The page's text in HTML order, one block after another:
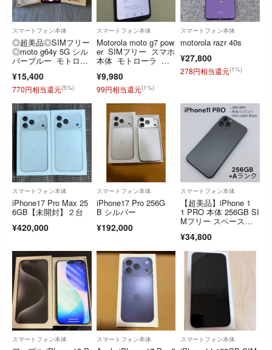
スマートフォン本体
◎超美品◎SIMフリー
◎moto g64y 5G シル
バーブルー モトロー
ン motorola スマホ
本体
¥15,400
770円相当還元(5%)
スマートフォン本体
Motorola moto g7 pow
er SIMフリー スマホ
本体 モトローラ ス
10
¥9,980
99円相当還元(1%)
スマートフォン本体
motorola razr 40s
¥27,800
278円相当還元(1%)
スマートフォン本体
iPhone17 Pro Max 25
6GB【未開封】２台
¥420,000
スマートフォン本体
iPhone17 Pro 256G
B シルバー
¥192,000
スマートフォン本体
【超美品】iPhone 1
1 PRO 本体 256GB SI
Mフリー スペースグ
¥34,800
スマートフォン本体 スマートフォン本体 スマートフォン本体